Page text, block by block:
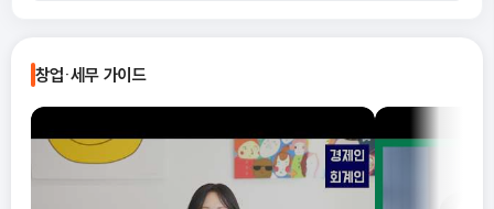
의 각종 스타킹 및 기타 양말을 편조하는 산업활동에 해당하기 때문
입니다.
창업·세무 가이드